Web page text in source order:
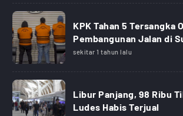
KPK Tahan 5 Tersangka
Pembangunan Jalan di
sekitar 1 tahun lalu
Libur Panjang, 98 Ribu
Ludes Habis Terjual